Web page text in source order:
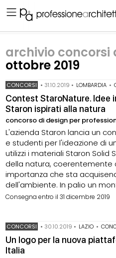
archivio
ottobre 2019
CONCORSI • 31.10.2019 • LOMBARDIA •
Contest StaroNature. Idee
Staron ispirati alla natura
concorso di design per
L'azienda Staron lancia un
e studenti per l'ideazione di
utilizzi i materiali Staron Solid
della natura, coerentemente
importanza che sta
dell'ambiente. In palio un
Consegna entro il 31 dicembre 2019
CONCORSI • 30.10.2019 • LAZIO •
Un logo per la nuova
Italia